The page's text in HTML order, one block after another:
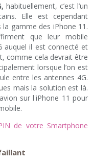
habituellement, c’est l’un
Elle est cependant
gamme des iPhone 11.
que leur mobile
auquel il est connecté et
comme cela devrait être
lorsque l’on est
entre les antennes 4G.
mais la solution est là.
sur l'iPhone 11 pour
de votre Smartphone